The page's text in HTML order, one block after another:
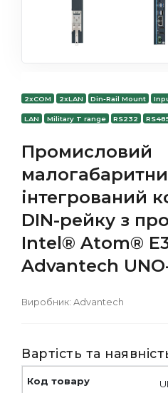
2xCOM 2xLAN Din-Rail Mount
LAN Military T range RS232
Промисловий
інтегрований
DIN-рейку з
Intel® Atom®
Advantech
Виробник: Advantech
Вартість та